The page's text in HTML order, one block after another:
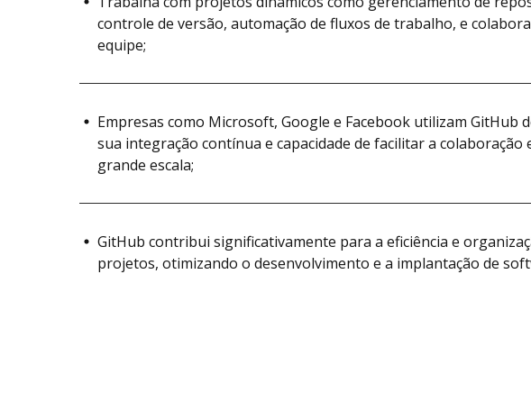
controle de versão, automação de fluxos de trabalho, e
equipe;
Empresas como Microsoft, Google e Facebook utilizam GitHub
sua integração contínua e capacidade de facilitar a colaboração
grande escala;
GitHub contribui significativamente para a eficiência e
projetos, otimizando o desenvolvimento e a implantação de